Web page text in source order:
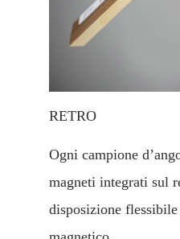
RETRO
Ogni campione
magneti integrati sul
disposizione